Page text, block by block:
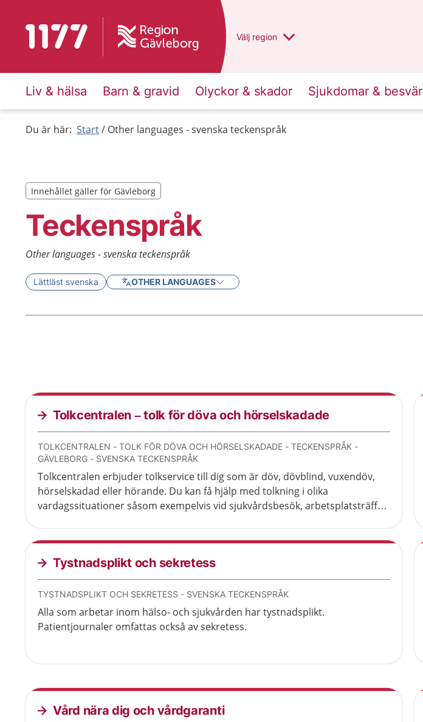
Till startsidan för 1177 Du har valt region
Välj en annan
region
Liv & hälsa Barn & gravid Olyckor & skador Sjukdomar & besvär
Du är här: Start Other languages - svenska teckenspråk
Teckenspråk
Other languages - svenska teckenspråk
Innehållet gäller för Gävleborg
Innehållet gäller för Gävleborg
Lättläst svenska OTHER LANGUAGES
Tolkcentralen – tolk för döva och hörselskadade
TOLKCENTRALEN - TOLK FÖR DÖVA OCH HÖRSELSKADADE - TECKENSPRÅK -
GÄVLEBORG - SVENSKA TECKENSPRÅK
Tolkcentralen erbjuder tolkservice till dig som är döv, dövblind, vuxendöv,
hörselskadad eller hörande. Du kan få hjälp med tolkning i olika
vardagssituationer såsom exempelvis vid sjukvårdsbesök, arbetsplatsträffar,
Tystnadsplikt och sekretess
TYSTNADSPLIKT OCH SEKRETESS - SVENSKA TECKENSPRÅK
Alla som arbetar inom hälso- och sjukvården har tystnadsplikt.
Patientjournaler omfattas också av sekretess.
Vård nära dig och vårdgaranti